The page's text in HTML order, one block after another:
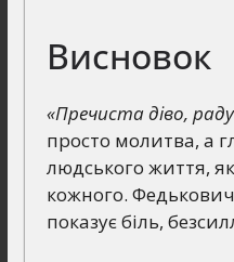
Висновок
«Пречиста діво,
просто молитва, а
людського життя,
кожного.
показує біль,